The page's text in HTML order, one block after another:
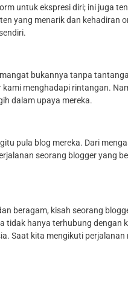
untuk ekspresi diri; ini juga
yang menarik dan
bukannya tanpa
menghadapi rintangan.
dalam upaya mereka.
pula blog mereka. Dari
seorang blogger yang
beragam, kisah seorang
tidak hanya terhubung
Saat kita mengikuti